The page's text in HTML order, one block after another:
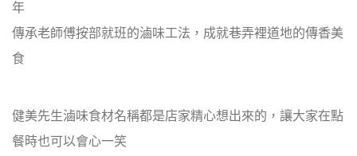
年
傳承老師傅按部就班的滷味工法，成就巷弄裡道地的傳香美
食
健美先生滷味食材名稱都是店家精心想出來的，讓大家在點
餐時也可以會心一笑